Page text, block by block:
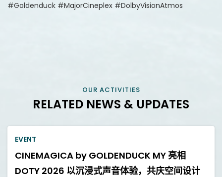
#Goldenduck #MajorCineplex #DolbyVisionAtmos
OUR ACTIVITIES
RELATED NEWS & UPDATES
EVENT
CINEMAGICA by GOLDENDUCK MY 亮相
DOTY 2026 以沉浸式声音体验，共庆空间设计